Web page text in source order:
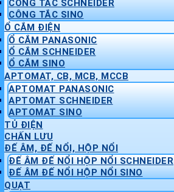
CÔNG TẮC SCHNEIDER
CÔNG TẮC SINO
Ổ CẮM ĐIỆN
Ổ CẮM PANASONIC
Ổ CẮM SCHNEIDER
Ổ CẮM SINO
APTOMAT, CB, MCB, MCCB
APTOMAT PANASONIC
APTOMAT SCHNEIDER
APTOMAT SINO
TỦ ĐIỆN
CHẤN LƯU
ĐẾ ÂM, ĐẾ NỔI, HỘP NỔI
ĐẾ ÂM ĐẾ NỔI HỘP NỔI SCHNEIDER
ĐẾ ÂM ĐẾ NỔI HỘP NỔI SINO
QUẠT